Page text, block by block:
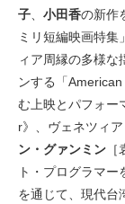
子
小田香の新作
ミリ短編映画特集
ィア周縁の多様な
ンする「
む上映とパフォー
r》、ヴェネツィ
ン・グァンミン
ト・プログラマ
を通じて、現代台